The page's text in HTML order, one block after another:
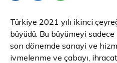
Türkiye 2021 yılı ikinci
büyüdü. Bu büyümeyi
son dönemde sanayi ve
ivmelenme ve çabayı,